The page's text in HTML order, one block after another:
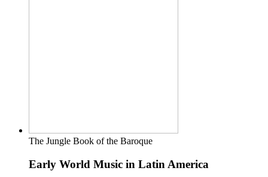
The Jungle Book of the Baroque
Early World Music in Latin America